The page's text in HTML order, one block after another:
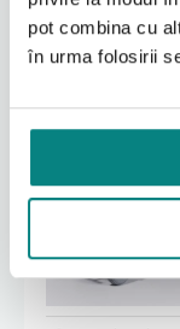
pot combina cu
în urma folosirii
Funcția de
conform
original
Instrucțiunile
disponibile în
corespunzător
Termenul de